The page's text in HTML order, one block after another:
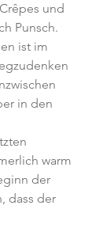
und
Punsch.
ist im
in den
warm
der
dass der